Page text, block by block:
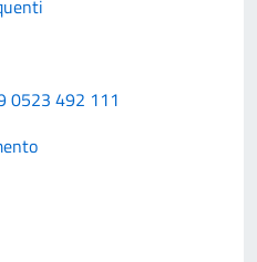
0523 492 111